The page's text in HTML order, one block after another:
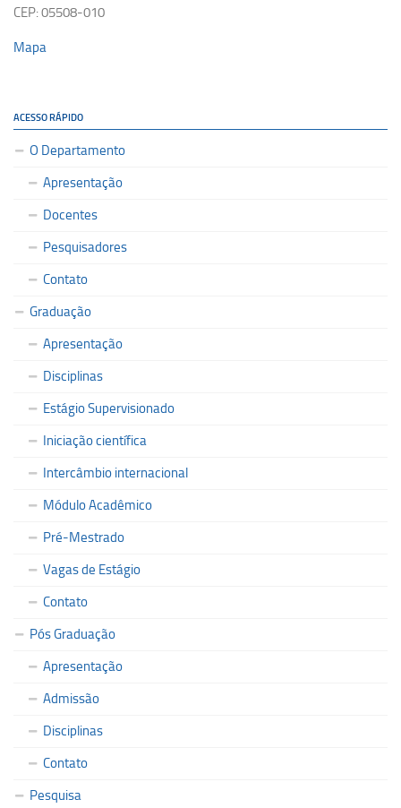
CEP: 05508-010
Mapa
ACESSO RÁPIDO
O Departamento
Apresentação
Docentes
Pesquisadores
Contato
Graduação
Apresentação
Disciplinas
Estágio Supervisionado
Iniciação científica
Intercâmbio internacional
Módulo Acadêmico
Pré-Mestrado
Vagas de Estágio
Contato
Pós Graduação
Apresentação
Admissão
Disciplinas
Contato
Pesquisa